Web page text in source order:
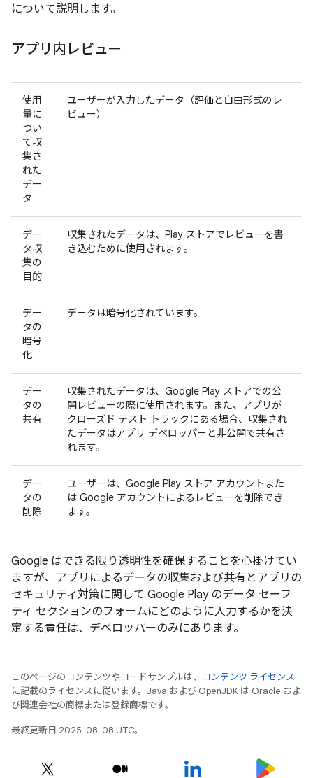
について説明します。
アプリ内レビュー
使用
量に
つい
て収
集さ
れた
デー
タ
ユーザーが入力したデータ（評価と自由形式のレ
ビュー）
デー
タ収
集の
目的
収集されたデータは、Play ストアでレビューを書
き込むために使用されます。
デー
タの
暗号
化
データは暗号化されています。
デー
タの
共有
収集されたデータは、Google Play ストアでの公
開レビューの際に使用されます。また、アプリが
クローズド テスト トラックにある場合、収集され
たデータはアプリ デベロッパーと非公開で共有さ
れます。
デー
タの
削除
ユーザーは、Google Play ストア アカウントまた
は Google アカウントによるレビューを削除でき
ます。
Google はできる限り透明性を確保することを心掛けてい
ますが、アプリによるデータの収集および共有とアプリの
セキュリティ対策に関して Google Play のデータ セーフ
ティ セクションのフォームにどのように入力するかを決
定する責任は、デベロッパーのみにあります。
このページのコンテンツやコードサンプルは、
コンテンツ ライセンス
に記載のライセンスに従います。Java および OpenJDK は Oracle およ
び関連会社の商標または登録商標です。
最終更新日 2025-08-08 UTC。